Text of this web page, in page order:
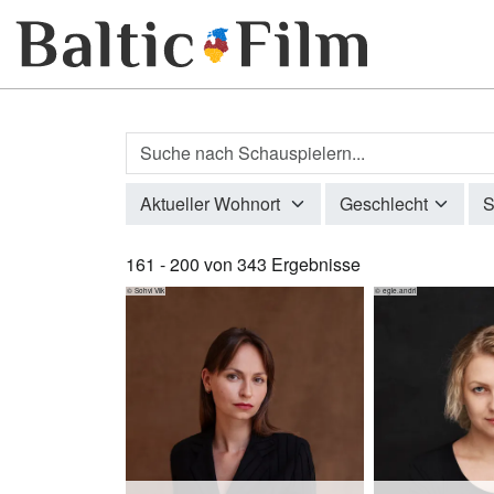
Profilsuche
Aktueller Wohnort
Geschlecht
161 - 200 von 343 Ergebnisse
© Sohvi Viik © egle.andri